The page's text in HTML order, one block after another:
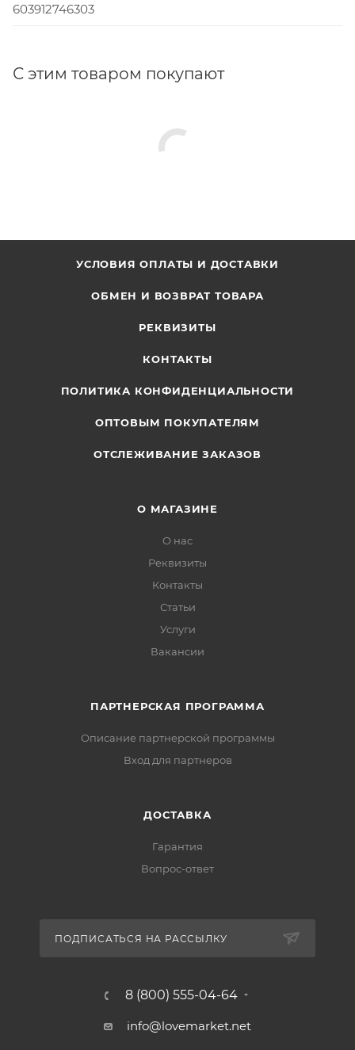
603912746303
С этим товаром покупают
УСЛОВИЯ ОПЛАТЫ И ДОСТАВКИ
ОБМЕН И ВОЗВРАТ ТОВАРА
РЕКВИЗИТЫ
КОНТАКТЫ
ПОЛИТИКА КОНФИДЕНЦИАЛЬНОСТИ
ОПТОВЫМ ПОКУПАТЕЛЯМ
ОТСЛЕЖИВАНИЕ ЗАКАЗОВ
О МАГАЗИНЕ
О нас
Реквизиты
Контакты
Статьи
Услуги
Вакансии
ПАРТНЕРСКАЯ ПРОГРАММА
Описание партнерской программы
Вход для партнеров
ДОСТАВКА
Гарантия
Вопрос-ответ
ПОДПИСАТЬСЯ НА РАССЫЛКУ
8 (800) 555-04-64
info@lovemarket.net